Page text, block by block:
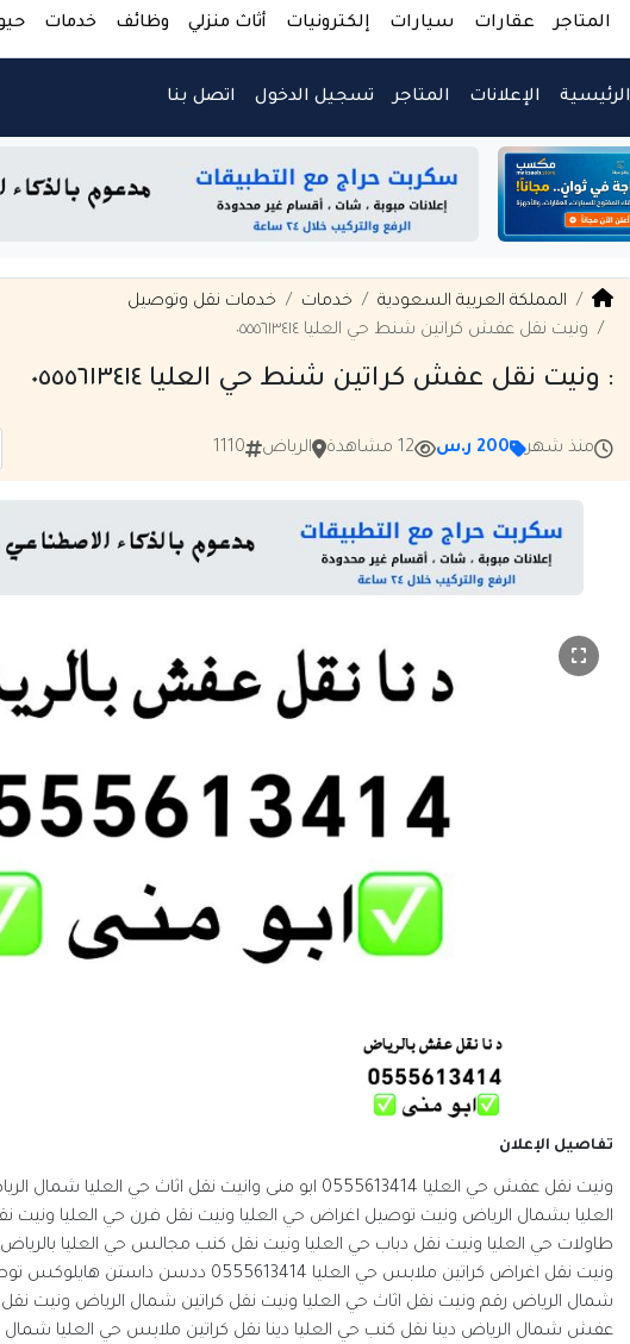
المتاجر عقارات سيارات إلكترونيات أثاث منزلي وظائف خدمات
الرئيسية الإعلانات المتاجر تسجيل الدخول اتصل بنا
المملكة العربية السعودية خدمات
خدمات نقل وتوصيل
ونيت نقل عفش كراتين شنط حي العليا ٠٥٥٥٦١٣٤١٤
: ونيت نقل عفش كراتين شنط حي العليا ٠٥٥٥٦١٣٤١٤
منذ شهر 200 ر.س 12 مشاهدة الرياض 1110
تفاصيل الإعلان
ونيت نقل عفش حي العليا 0555613414 ابو منى وانيت نقل اثاث حي
العليا بشمال الرياض ونيت توصيل اغراض حي العليا ونيت نقل فرن حي العليا ونيت
طاولات حي العليا ونيت نقل دباب حي العليا ونيت نقل كنب مجالس حي العليا
ونيت نقل اغراض كراتين ملابس حي العليا
شمال الرياض رقم ونيت نقل اثاث حي العليا ونيت نقل كراتين شمال الرياض ونيت
عفش شمال الرياض دينا نقل كنب حي العليا دينا نقل كراتين ملابس حي العليا شمال